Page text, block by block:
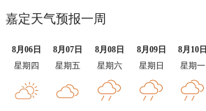
嘉定天气预报一周
8月06日 8月07日 8月08日 8月09日 8月10日
星期四
星期五 星期六 星期日 星期一